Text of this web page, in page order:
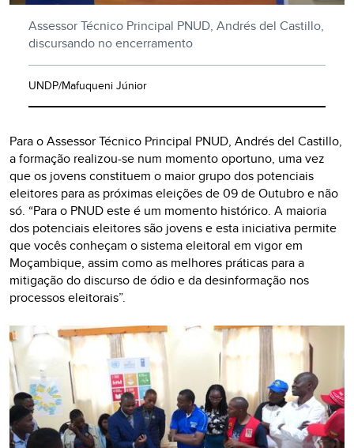
Assessor Técnico Principal PNUD, Andrés del Castillo,
discursando no encerramento
UNDP/Mafuqueni Júnior
Para o Assessor Técnico Principal PNUD, Andrés del Castillo,
a formação realizou-se num momento oportuno, uma vez
que os jovens constituem o maior grupo dos potenciais
eleitores para as próximas eleições de 09 de Outubro e não
só. “Para o PNUD este é um momento histórico. A maioria
dos potenciais eleitores são jovens e esta iniciativa permite
que vocês conheçam o sistema eleitoral em vigor em
Moçambique, assim como as melhores práticas para a
mitigação do discurso de ódio e da desinformação nos
processos eleitorais”.